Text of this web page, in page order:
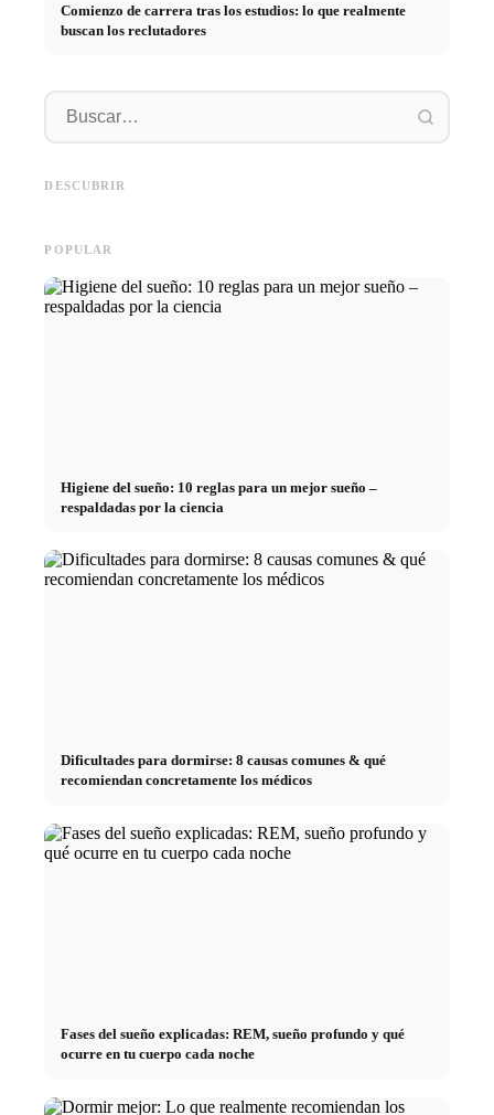
Comienzo de carrera tras los estudios: lo que realmente
buscan los reclutadores
DESCUBRIR
carrera
POPULAR
Higiene del sueño: 10 reglas para un mejor sueño –
respaldadas por la ciencia
Dificultades para dormirse: 8 causas comunes & qué
recomiendan concretamente los médicos
Fases del sueño explicadas: REM, sueño profundo y qué
ocurre en tu cuerpo cada noche